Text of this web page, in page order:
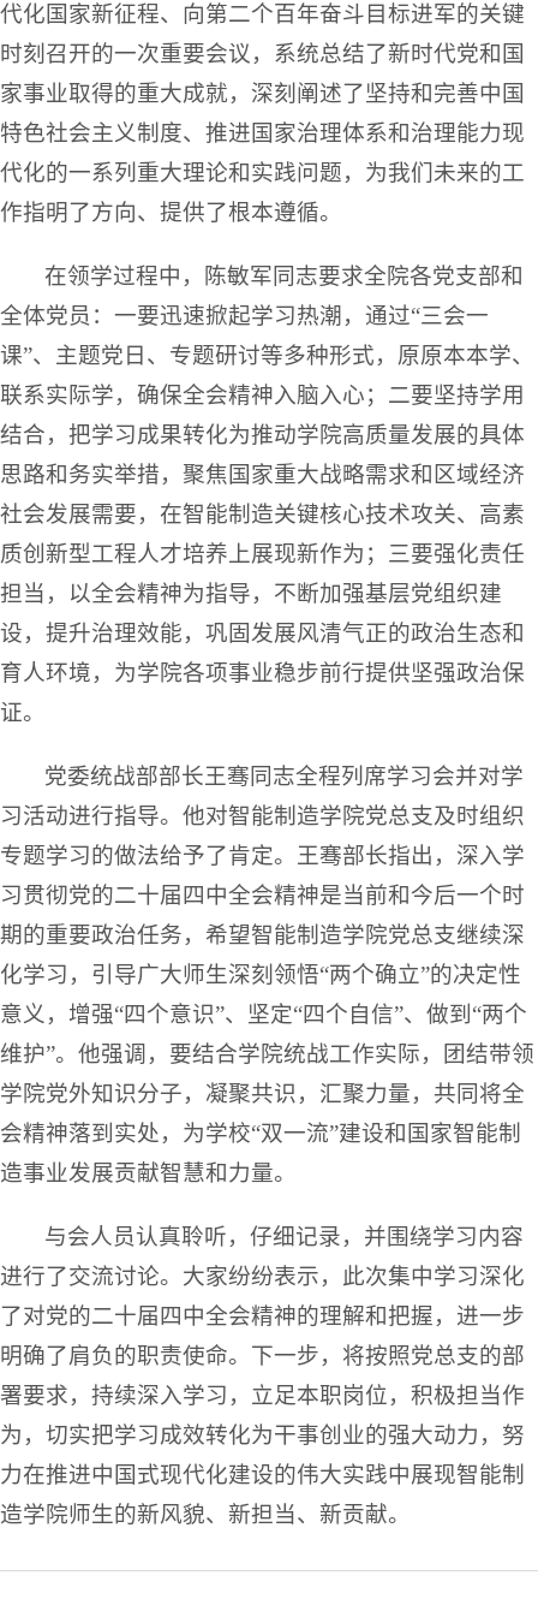
代化国家新征程、向第二个百年奋斗目标进军的关键
时刻召开的一次重要会议，系统总结了新时代党和国
家事业取得的重大成就，深刻阐述了坚持和完善中国
特色社会主义制度、推进国家治理体系和治理能力现
代化的一系列重大理论和实践问题，为我们未来的工
作指明了方向、提供了根本遵循。
在领学过程中，陈敏军同志要求全院各党支部和
全体党员：一要迅速掀起学习热潮，通过“三会一
课”、主题党日、专题研讨等多种形式，原原本本学、
联系实际学，确保全会精神入脑入心；二要坚持学用
结合，把学习成果转化为推动学院高质量发展的具体
思路和务实举措，聚焦国家重大战略需求和区域经济
社会发展需要，在智能制造关键核心技术攻关、高素
质创新型工程人才培养上展现新作为；三要强化责任
担当，以全会精神为指导，不断加强基层党组织建
设，提升治理效能，巩固发展风清气正的政治生态和
育人环境，为学院各项事业稳步前行提供坚强政治保
证。
党委统战部部长王骞同志全程列席学习会并对学
习活动进行指导。他对智能制造学院党总支及时组织
专题学习的做法给予了肯定。王骞部长指出，深入学
习贯彻党的二十届四中全会精神是当前和今后一个时
期的重要政治任务，希望智能制造学院党总支继续深
化学习，引导广大师生深刻领悟“两个确立”的决定性
意义，增强“四个意识”、坚定“四个自信”、做到“两个
维护”。他强调，要结合学院统战工作实际，团结带领
学院党外知识分子，凝聚共识，汇聚力量，共同将全
会精神落到实处，为学校“双一流”建设和国家智能制
造事业发展贡献智慧和力量。
与会人员认真聆听，仔细记录，并围绕学习内容
进行了交流讨论。大家纷纷表示，此次集中学习深化
了对党的二十届四中全会精神的理解和把握，进一步
明确了肩负的职责使命。下一步，将按照党总支的部
署要求，持续深入学习，立足本职岗位，积极担当作
为，切实把学习成效转化为干事创业的强大动力，努
力在推进中国式现代化建设的伟大实践中展现智能制
造学院师生的新风貌、新担当、新贡献。